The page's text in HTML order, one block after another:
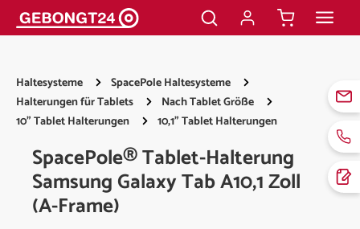
springen
Haltesysteme
SpacePole Haltesysteme
Halterungen für Tablets
Nach Tablet Größe
10" Tablet Halterungen
10,1" Tablet Halterungen
SpacePole® Tablet-Halterung
Samsung Galaxy Tab A10,1 Zoll
(A-Frame)